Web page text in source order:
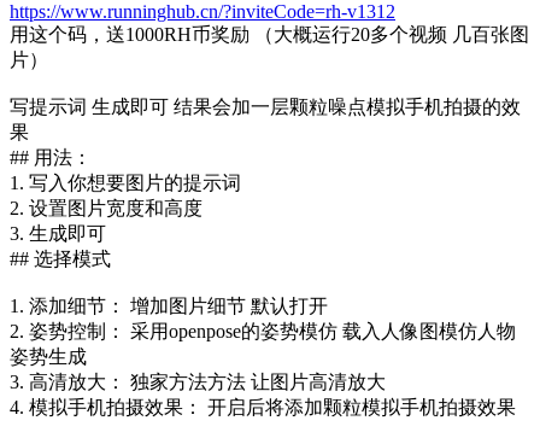
https://www.runninghub.cn/?inviteCode=rh-v1312
用这个码，送1000RH币奖励 （大概运行20多个视频 几百张图
片）
写提示词 生成即可 结果会加一层颗粒噪点模拟手机拍摄的效
果
## 用法：
1. 写入你想要图片的提示词
2. 设置图片宽度和高度
3. 生成即可
## 选择模式
1. 添加细节： 增加图片细节 默认打开
2. 姿势控制： 采用openpose的姿势模仿 载入人像图模仿人物
姿势生成
3. 高清放大： 独家方法方法 让图片高清放大
4. 模拟手机拍摄效果： 开启后将添加颗粒模拟手机拍摄效果